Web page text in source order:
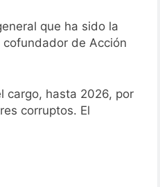
que ha sido la
de Acción
cargo, hasta 2026, por
corruptos. El